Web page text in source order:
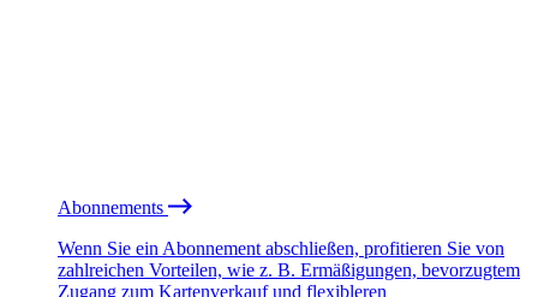
Abonnements
Wenn Sie ein Abonnement abschließen, profitieren Sie von
zahlreichen Vorteilen, wie z. B. Ermäßigungen, bevorzugtem
Zugang zum Kartenverkauf und flexibleren